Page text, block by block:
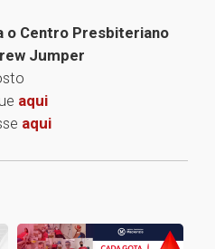
o Centro Presbiteriano
Jumper
aqui
aqui
1